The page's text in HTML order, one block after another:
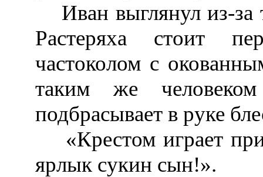
Иван выглянул из-за
Растеряха стоит
частоколом с
таким же
подбрасывает в руке
«Крестом играет
ярлык сукин сын!».